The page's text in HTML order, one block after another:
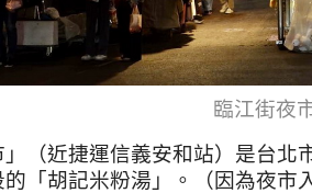
臨江街夜
」（近捷運信義安和站）是台
「胡記米粉湯」。（因為夜市